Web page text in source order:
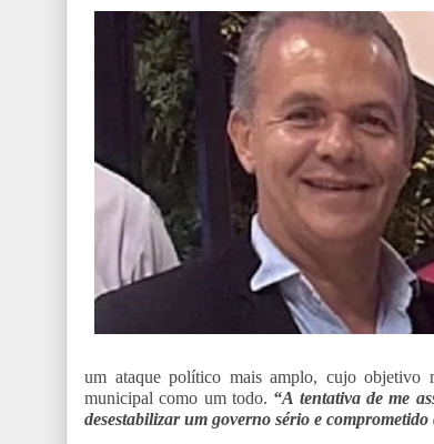
um ataque político mais amplo, cujo objetivo
municipal como um todo. “A tentativa de me
desestabilizar um governo sério e